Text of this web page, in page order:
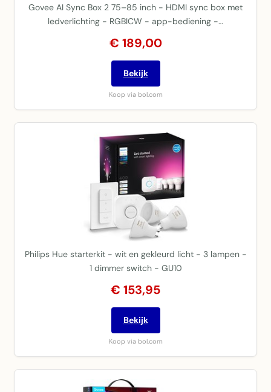
Govee AI Sync Box 2 75–85 inch - HDMI sync box met
ledverlichting - RGBICW - app-bediening -…
€ 189,00
Bekijk
Koop via bol.com
Philips Hue starterkit - wit en gekleurd licht - 3 lampen -
1 dimmer switch - GU10
€ 153,95
Bekijk
Koop via bol.com